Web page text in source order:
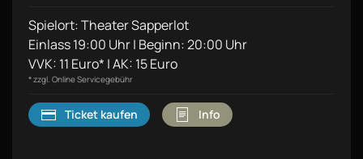
Spielort: Theater Sapperlot
Einlass 19:00 Uhr | Beginn: 20:00 Uhr
VVK: 11 Euro* | AK: 15 Euro
* zzgl. Online Servicegebühr
Ticket kaufen Info